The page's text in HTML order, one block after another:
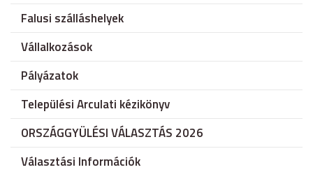
Falusi szálláshelyek
Vállalkozások
Pályázatok
Települési Arculati kézikönyv
ORSZÁGGYÜLÉSI VÁLASZTÁS 2026
Választási Információk